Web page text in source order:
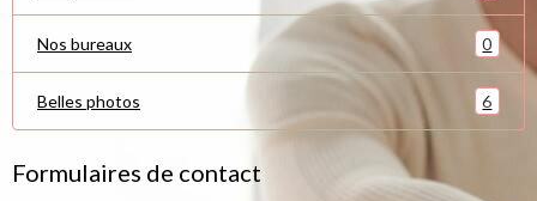
Nos bureaux 0
Belles photos 6
Formulaires de contact